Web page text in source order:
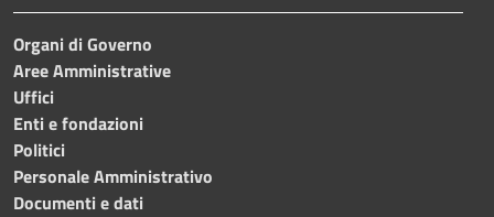
Organi di Governo
Aree Amministrative
Uffici
Enti e fondazioni
Politici
Personale Amministrativo
Documenti e dati